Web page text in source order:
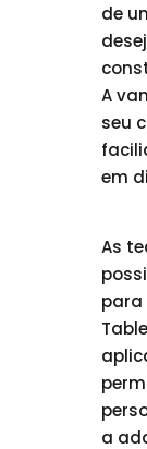
de
A
seu
em
As
para
a